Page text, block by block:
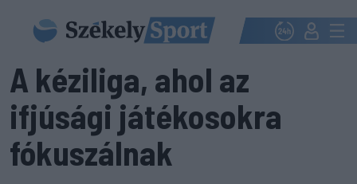
A kéziliga, ahol az
ifjúsági játékosokra
fókuszálnak